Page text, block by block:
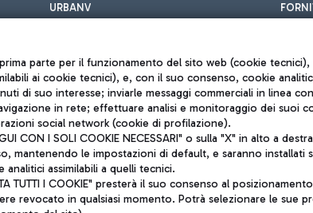
URBANV
e coordinamento di Mundys S.p.A.
13032990155 P. IVA 06572251004
Fiumicino (RM) telefono +39 06 65951
Note legali
Mappa sito
Accessibilità
parte per il funzionamento del sito web (cookie
ai cookie tecnici), e, con il suo consenso, cookie
di suo interesse; inviarle messaggi commerciali in linea
in rete; effettuare analisi e monitoraggio dei suoi
social network (cookie di profilazione).
CON I SOLI COOKIE NECESSARI" o sulla "X" in alto a
mantenendo le impostazioni di default, e saranno installati
analitici assimilabili a quelli tecnici.
TUTTI I COOKIE" presterà il suo consenso al
revocato in qualsiasi momento. Potrà selezionare le sue